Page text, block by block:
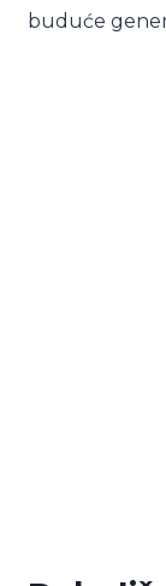
buduće